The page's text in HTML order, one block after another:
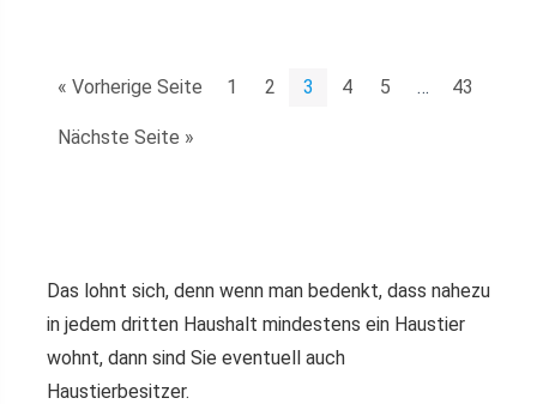
« Vorherige Seite 1 2 3 4 5 … 43
Nächste Seite »
Das lohnt sich, denn wenn man bedenkt, dass nahezu
in jedem dritten Haushalt mindestens ein Haustier
wohnt, dann sind Sie eventuell auch
Haustierbesitzer.